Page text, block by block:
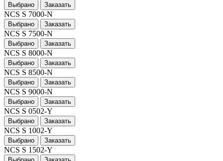
Выбрано Заказать
NCS S 7000-N
Выбрано Заказать
NCS S 7500-N
Выбрано Заказать
NCS S 8000-N
Выбрано Заказать
NCS S 8500-N
Выбрано Заказать
NCS S 9000-N
Выбрано Заказать
NCS S 0502-Y
Выбрано Заказать
NCS S 1002-Y
Выбрано Заказать
NCS S 1502-Y
Выбрано Заказать